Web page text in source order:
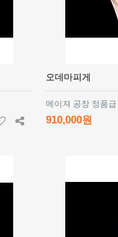
오데마피게
메이져 공장 정품급
910,000원